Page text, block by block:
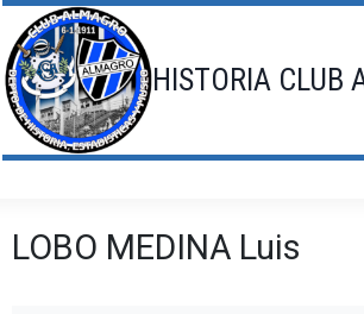
Saltar
al
contenido
HISTORIA CLUB
LOBO MEDINA Luis